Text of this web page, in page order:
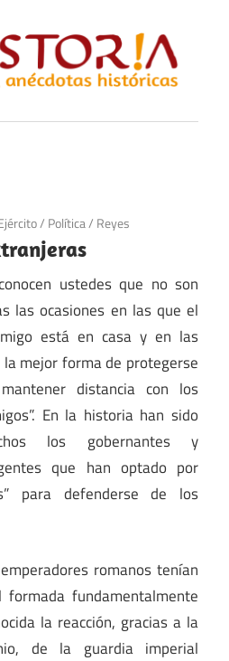
/ Política/ Reyes
ustedes que no son
las ocasiones en las que el
está en casa y en las
la mejor forma de protegerse
distancia con los
En la historia han sido
los gobernantes y
que han optado por
para defenderse de los
romanos tenían
fundamentalmente
la reacción, gracias a la
de la guardia imperial